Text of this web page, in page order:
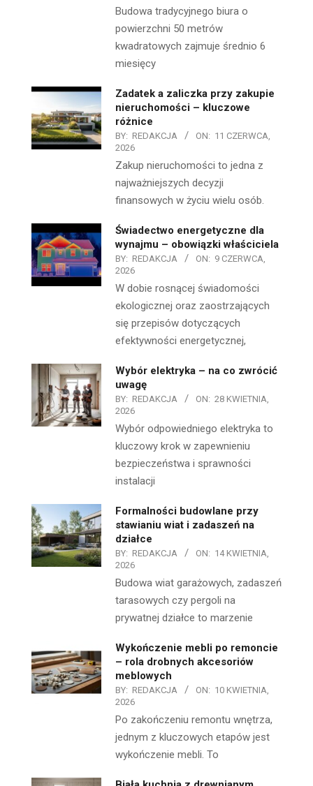
Budowa tradycyjnego biura o
powierzchni 50 metrów
kwadratowych zajmuje średnio 6
miesięcy
Zadatek a zaliczka przy zakupie
nieruchomości – kluczowe
różnice
BY: REDAKCJA ON: 11 CZERWCA,
2026
Zakup nieruchomości to jedna z
najważniejszych decyzji
finansowych w życiu wielu osób.
Świadectwo energetyczne dla
wynajmu – obowiązki właściciela
BY: REDAKCJA ON: 9 CZERWCA,
2026
W dobie rosnącej świadomości
ekologicznej oraz zaostrzających
się przepisów dotyczących
efektywności energetycznej,
Wybór elektryka – na co zwrócić
uwagę
BY: REDAKCJA ON: 28 KWIETNIA,
2026
Wybór odpowiedniego elektryka to
kluczowy krok w zapewnieniu
bezpieczeństwa i sprawności
instalacji
Formalności budowlane przy
stawianiu wiat i zadaszeń na
działce
BY: REDAKCJA ON: 14 KWIETNIA,
2026
Budowa wiat garażowych, zadaszeń
tarasowych czy pergoli na
prywatnej działce to marzenie
Wykończenie mebli po remoncie
– rola drobnych akcesoriów
meblowych
BY: REDAKCJA ON: 10 KWIETNIA,
2026
Po zakończeniu remontu wnętrza,
jednym z kluczowych etapów jest
wykończenie mebli. To